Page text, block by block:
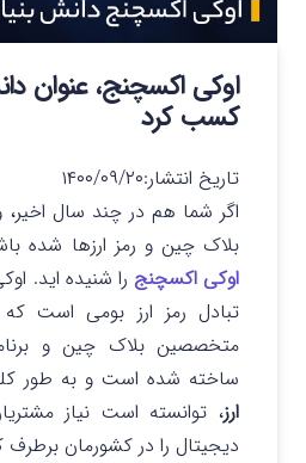
اوکی اکسچنج، عنوان
کسب کرد
تاریخ انتشار:۱۴۰۰/۰۹/۲۰
اگر شما هم در چند سال اخیر،
بلاک چین و رمز ارزها شده
اوکی اکسچنج را شنیده اید.
تبادل رمز ارز بومی است
متخصصین بلاک چین و
ساخته شده است و به طور
ارز، توانسته است نیاز
دیجیتال را در کشورمان برطرف